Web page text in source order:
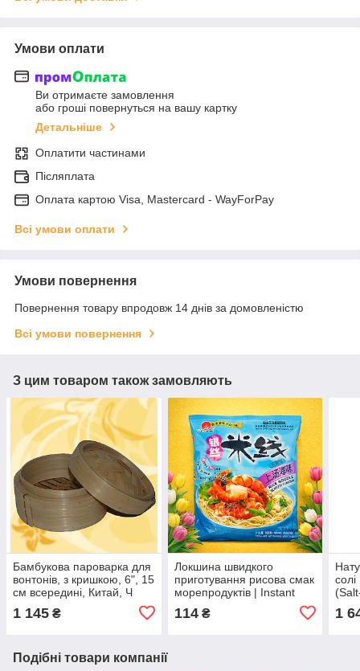
Умови оплати
Ви отримаєте замовлення
або гроші повернуться на вашу картку
Детальніше
Оплатити частинами
Післяплата
Оплата картою Visa, Mastercard - WayForPay
Всі умови оплати
Умови повернення
Повернення товару впродовж 14 днів за домовленістю
Всі умови повернення
З цим товаром також замовляють
Бамбукова пароварка для
вонтонів, з кришкою, 6", 15
см всередині, Китай, Ч
1 145 ₴
Локшина швидкого
приготування рисова смак
морепродуктів | Instant
Rice Vermicelli Seafood |
Китай | Hezhong | 105 г
114₴ 1
Подібні товари компанії